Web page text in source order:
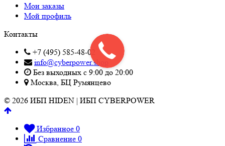
Мои заказы
Мой профиль
Контакты
+7 (495) 585-48-02
info@cyberpower.shop
Без выходных с 9:00 до 20:00
Москва, БЦ Румянцево
© 2026 ИБП HIDEN | ИБП CYBERPOWER
Избранное 0
Сравнение 0